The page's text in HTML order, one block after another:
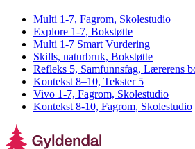
Multi 1-7, Fagrom, Skolestudio
Explore 1-7, Bokstøtte
Multi 1-7 Smart Vurdering
Skills, naturbruk, Bokstøtte
Refleks 5, Samfunnsfag, Lærerens
Kontekst 8–10, Tekster 5
Vivo 1-7, Fagrom, Skolestudio
Kontekst 8-10, Fagrom, Skolestudio